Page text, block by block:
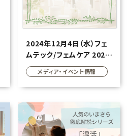
2024年12月4日（水）フェ
ムテック/フェムケア 2024
年の総決算を東京・表参道
にて開催！
メディア・イベント情報